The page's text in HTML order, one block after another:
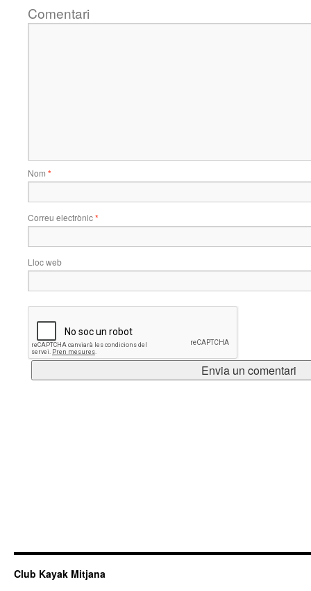
Comentari
Nom *
Correu electrònic*
Lloc web
Club Kayak Mitjana